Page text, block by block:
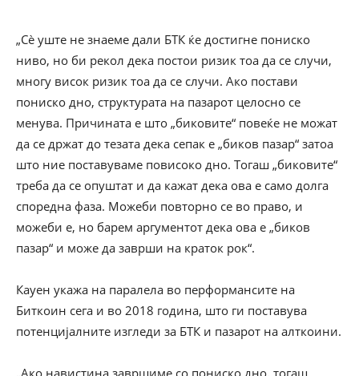
„Сè уште не знаеме дали БТК ќе достигне пониско
ниво, но би рекол дека постои ризик тоа да се случи,
многу висок ризик тоа да се случи. Ако постави
пониско дно, структурата на пазарот целосно се
менува. Причината е што „биковите“ повеќе не можат
да се држат до тезата дека сепак е „биков пазар“ затоа
што ние поставуваме повисоко дно. Тогаш „биковите“
треба да се опуштат и да кажат дека ова е само долга
споредна фаза. Можеби повторно се во право, и
можеби е, но барем аргументот дека ова е „биков
пазар“ и може да заврши на краток рок“.
Кауен укажа на паралела во перформансите на
Биткоин сега и во 2018 година, што ги поставува
потенцијалните изгледи за БТК и пазарот на алткоини.
„Ако навистина завршиме со пониско дно, тогаш